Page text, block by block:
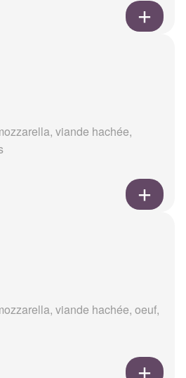
viande hachée,
viande hachée, oeuf,